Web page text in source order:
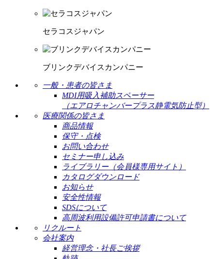
セラコスジャパン
ブリンクデバイスカンパニー
一般・患者の皆さま
MDI用吸入補助スペーサー
（エアロチャンバープラス静電気防止型）
医療関係の皆さま
商品情報
保守・点検
お問い合わせ
セミナー申し込み
ライブラリー（会員様専用サイト）
カタログダウンロード
お知らせ
安全性情報
SDSについて
高周波利用設備許可申請書について
リクルート
会社案内
経営理念・社長ご挨拶